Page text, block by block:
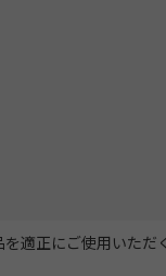
適正にご使用いただ